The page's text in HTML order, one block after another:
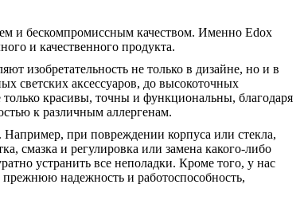
и бескомпромиссным качеством. Именно Edox
и качественного продукта.
изобретательность не только в дизайне, но и в
светских аксессуаров, до высокоточных
красивы, точны и функциональны, благодаря
к различным аллергенам.
при повреждении корпуса или стекла,
смазка и регулировка или замена какого-либо
устранить все неполадки. Кроме того, у нас
надежность и работоспособность,